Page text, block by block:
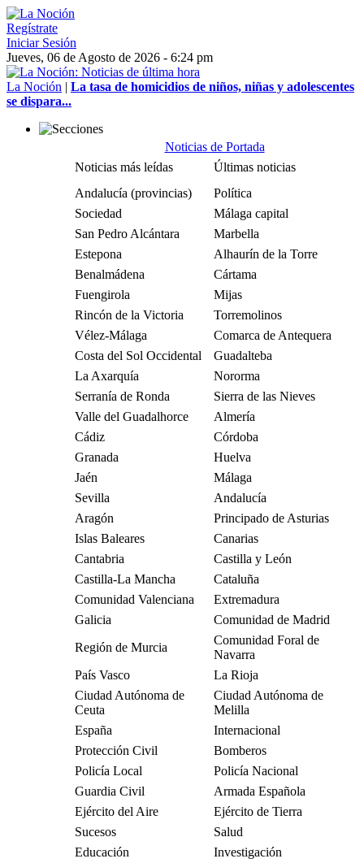
Regístrate
Iniciar Sesión
Jueves, 06 de Agosto de 2026 - 6:24 pm
La Noción | La tasa de homicidios de niños, niñas y adolescentes
se dispara...
Noticias de Portada
Noticias más leídas
Últimas noticias
Andalucía (provincias)
Política
Sociedad
Málaga capital
San Pedro Alcántara
Marbella
Estepona
Alhaurín de la Torre
Benalmádena
Cártama
Fuengirola
Mijas
Rincón de la Victoria
Torremolinos
Vélez-Málaga
Comarca de Antequera
Costa del Sol Occidental
Guadalteba
La Axarquía
Nororma
Serranía de Ronda
Sierra de las Nieves
Valle del Guadalhorce
Almería
Cádiz
Córdoba
Granada
Huelva
Jaén
Málaga
Sevilla
Andalucía
Aragón
Principado de Asturias
Islas Baleares
Canarias
Cantabria
Castilla y León
Castilla-La Mancha
Cataluña
Comunidad Valenciana
Extremadura
Galicia
Comunidad de Madrid
Región de Murcia
Comunidad Foral de
Navarra
País Vasco
La Rioja
Ciudad Autónoma de
Ceuta
Ciudad Autónoma de
Melilla
España
Internacional
Protección Civil
Bomberos
Policía Local
Policía Nacional
Guardia Civil
Armada Española
Ejército del Aire
Ejército de Tierra
Sucesos
Salud
Educación
Investigación